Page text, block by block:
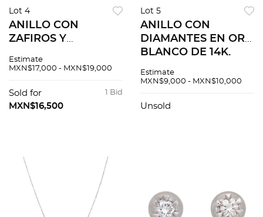
Lot 4
ANILLO CON
ZAFIROS Y
BLANCO DE 18.
rectangular y
triangular ~0.90 ct y
Estimate
MXN$17,000 - MXN$19,000
1 Bid
Sold for
MXN$16,500
Lot 5
ANILLO CON
DIAMANTES EN ORO
BLANCO DE 14K.
brillante ~0.19 ct.
Estimate
MXN$9,000 - MXN$10,000
Unsold